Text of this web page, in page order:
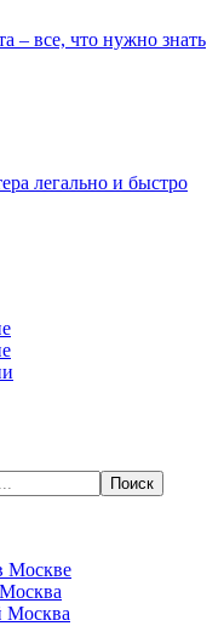
– все, что нужно знать
легально и быстро
Москве
Москва